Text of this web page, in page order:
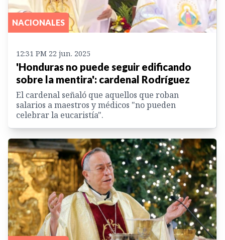
NACIONALES
12:31 PM 22 jun. 2025
'Honduras no puede seguir edificando
sobre la mentira': cardenal Rodríguez
El cardenal señaló que aquellos que roban
salarios a maestros y médicos "no pueden
celebrar la eucaristía".